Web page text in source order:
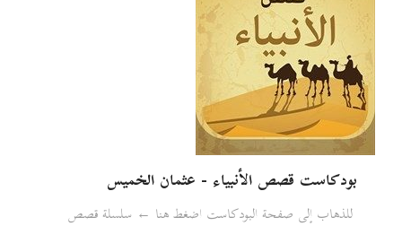
بودكاست قصص الأنبياء - عثمان الخميس
للذهاب إلى صفحة البودكاست اضغط هنا ← سلسلة قصص